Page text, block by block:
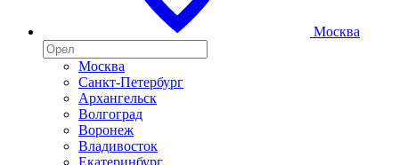
Москва
Москва
Санкт-Петербург
Архангельск
Волгоград
Воронеж
Владивосток
Екатеринбург